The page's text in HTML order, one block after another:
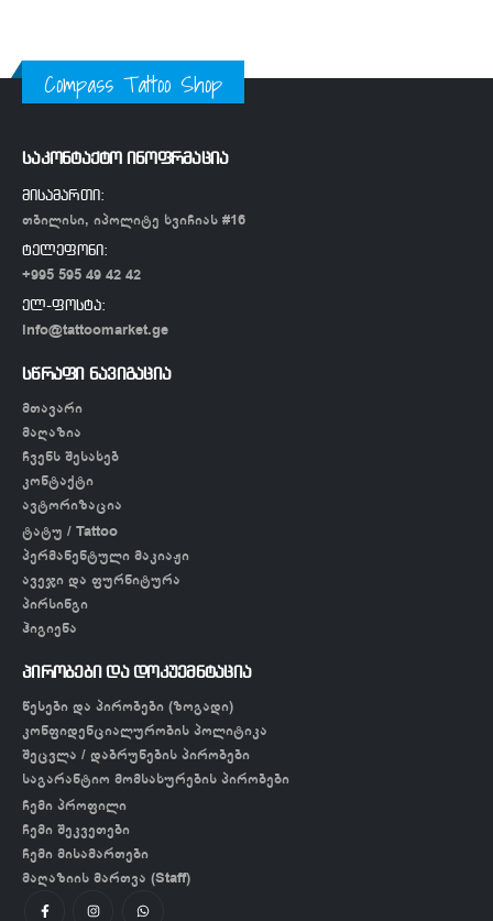
Compass Tattoo Shop
საკონტაქტო ინოფრმაცია
მისამართი:
თბილისი, იპოლიტე ხვიჩიას #16
ტელეფონი:
+995 595 49 42 42
ელ-ფოსტა:
info@tattoomarket.ge
სწრაფი ნავიგაცია
მთავარი
მაღაზია
ჩვენს შესახებ
კონტაქტი
ავტორიზაცია
ტატუ / Tattoo
პერმანენტული მაკიაჟი
ავეჯი და ფურნიტურა
პირსინგი
ჰიგიენა
პირობები და დოკუემნტაცია
წესები და პირობები (ზოგადი)
კონფიდენციალურობის პოლიტიკა
შეცვლა / დაბრუნების პირობები
საგარანტიო მომსახურების პირობები
ჩემი პროფილი
ჩემი შეკვეთები
ჩემი მისამართები
მაღაზიის მართვა (Staff)